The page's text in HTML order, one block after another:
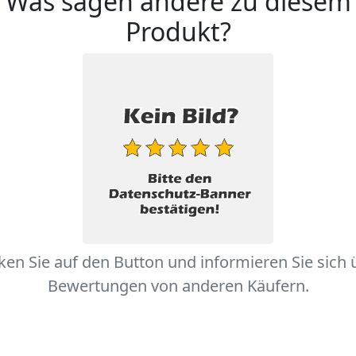
Produkt?
Sie auf den Button und informieren Sie sich
Bewertungen von anderen Käufern.